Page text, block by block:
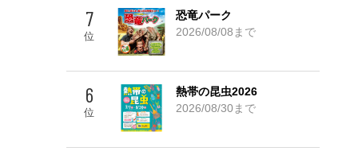
7
位
恐竜パーク
2026/08/08まで
6
位
熱帯の昆虫2026
2026/08/30まで